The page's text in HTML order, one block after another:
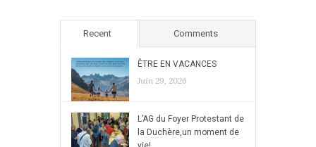
Recent Comments
ÊTRE EN VACANCES
Juin 29, 2026
L’AG du Foyer Protestant de
la Duchère,un moment de